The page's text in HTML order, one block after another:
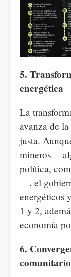
5.
energética
La
avanza de
justa.
mineros
política,
—, el
energéticos
1 y 2,
economía
6.